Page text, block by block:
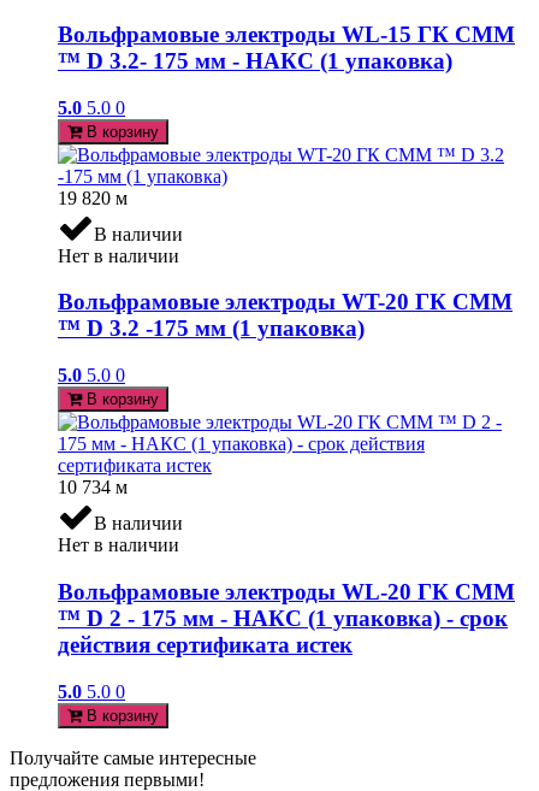
Вольфрамовые электроды WL-15 ГК СММ
™ D 3.2- 175 мм - НАКС (1 упаковка)
5.0 5.0 0
В корзину
19 820 м
В наличии
Нет в наличии
Вольфрамовые электроды WT-20 ГК СММ
™ D 3.2 -175 мм (1 упаковка)
5.0 5.0 0
В корзину
10 734 м
В наличии
Нет в наличии
Вольфрамовые электроды WL-20 ГК СММ
™ D 2 - 175 мм - НАКС (1 упаковка) - срок
действия сертификата истек
5.0 5.0 0
В корзину
Получайте самые интересные
предложения первыми!